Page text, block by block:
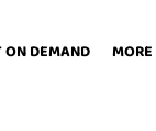
ON DEMAND MORE